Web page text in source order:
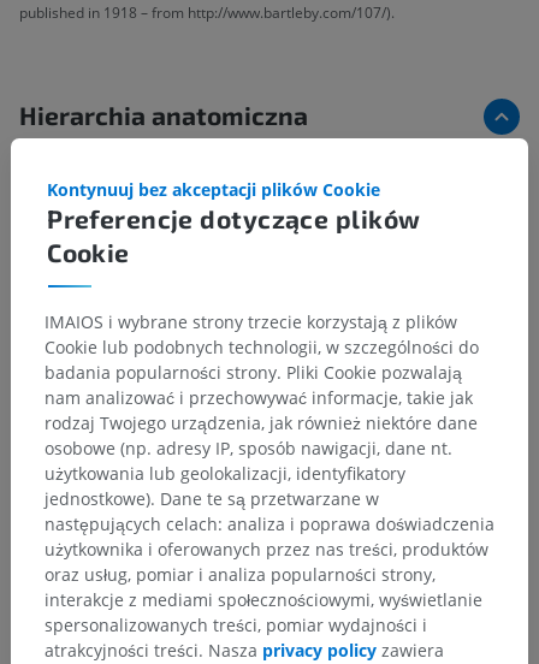
published in 1918 – from http://www.bartleby.com/107/).
Hierarchia anatomiczna
Anatomia człowieka 1
Anatomia układu kostnego Układ nerwowy
Centralny system nerwowy
Powiązane struktury:Nie istnieją struktury powiązane
z tą częścią ciała
Neuroanatomia człowieka
Tłumaczenia
Zauważyłeś błąd?
Preferencje dotyczące plików
Cookie
Kontynuuj bez akceptacji plików Cookie
IMAIOS i wybrane strony trzecie korzystają z plików
Cookie lub podobnych technologii, w szczególności do
badania popularności strony. Pliki Cookie pozwalają
nam analizować i przechowywać informacje, takie jak
rodzaj Twojego urządzenia, jak również niektóre dane
osobowe (np. adresy IP, sposób nawigacji, dane nt.
użytkowania lub geolokalizacji, identyfikatory
jednostkowe). Dane te są przetwarzane w
następujących celach: analiza i poprawa doświadczenia
użytkownika i oferowanych przez nas treści, produktów
oraz usług, pomiar i analiza popularności strony,
interakcje z mediami społecznościowymi, wyświetlanie
spersonalizowanych treści, pomiar wydajności i
atrakcyjności treści. Nasza privacy policy zawiera